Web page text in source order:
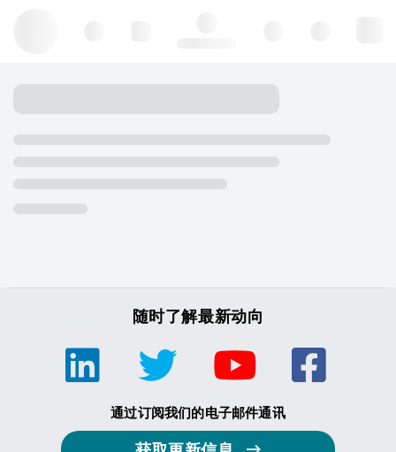
随时了解最新动向
通过订阅我们的电子邮件通讯